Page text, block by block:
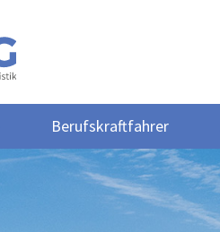
Berufskraftfahrer